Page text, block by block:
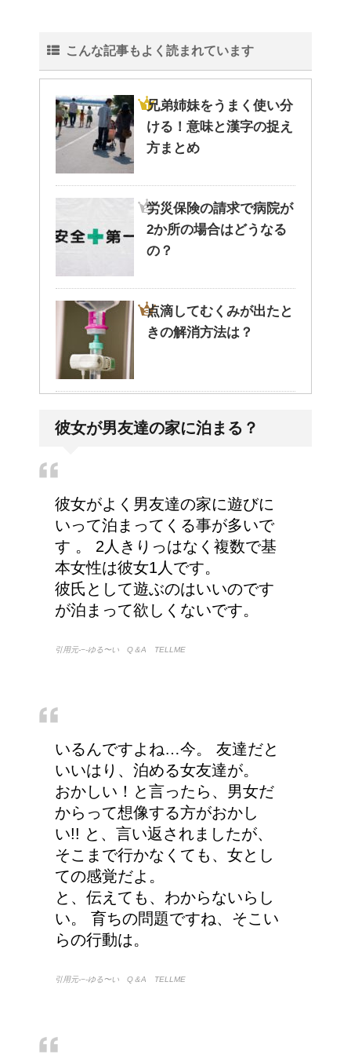
こんな記事もよく読まれています
兄弟姉妹をうまく使い分
ける！意味と漢字の捉え
方まとめ
労災保険の請求で病院が
2か所の場合はどうなる
の？
点滴してむくみが出たと
きの解消方法は？
くれない・・そんなこと
手の関節にできた水泡、
考えられる病気は？
トマトジュースと黒酢の
や予兆の3パターン
リンパに転移した場合、
余命って極端に短くなる
の？
副交感神経が優位だと、
彼女が男友達の家に泊まる？
彼女がよく男友達の家に遊びに
いって泊まってくる事が多いで
す 。 2人きりっはなく複数で基
本女性は彼女1人です。
彼氏として遊ぶのはいいのです
が泊まって欲しくないです。
引用元-−-ゆる〜い Q＆A TELLME
いるんですよね…今。 友達だと
いいはり、泊める女友達が。
おかしい！と言ったら、男女だ
からって想像する方がおかし
い!! と、言い返されましたが、
そこまで行かなくても、女とし
ての感覚だよ。
と、伝えても、わからないらし
い。 育ちの問題ですね、そこい
らの行動は。
引用元-−-ゆる〜い Q＆A TELLME